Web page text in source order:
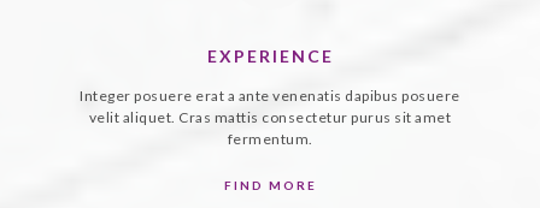
EXPERIENCE
Integer posuere erat a ante venenatis dapibus posuere
velit aliquet. Cras mattis consectetur purus sit amet
fermentum.
FIND MORE